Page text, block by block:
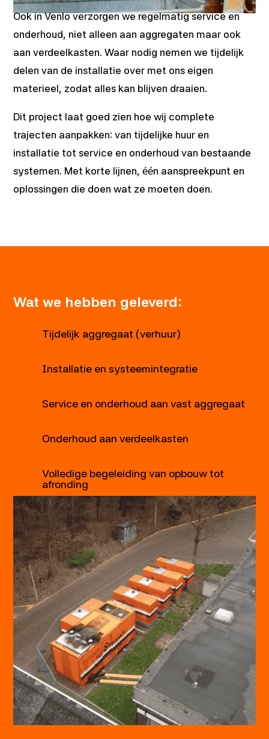
Ook in Venlo verzorgen we regelmatig service en
onderhoud, niet alleen aan aggregaten maar ook
aan verdeelkasten. Waar nodig nemen we tijdelijk
delen van de installatie over met ons eigen
materieel, zodat alles kan blijven draaien.
Dit project laat goed zien hoe wij complete
trajecten aanpakken: van tijdelijke huur en
installatie tot service en onderhoud van bestaande
systemen. Met korte lijnen, één aanspreekpunt en
oplossingen die doen wat ze moeten doen.
Wat we hebben geleverd:
Tijdelijk aggregaat (verhuur)
Installatie en systeemintegratie
Service en onderhoud aan vast aggregaat
Onderhoud aan verdeelkasten
Volledige begeleiding van opbouw tot
afronding